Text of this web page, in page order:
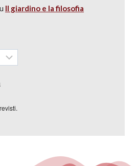
Il giardino e la filosofia